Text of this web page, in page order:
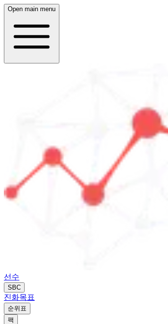
Open main menu
선수
SBC
진화목표
순위표
팩